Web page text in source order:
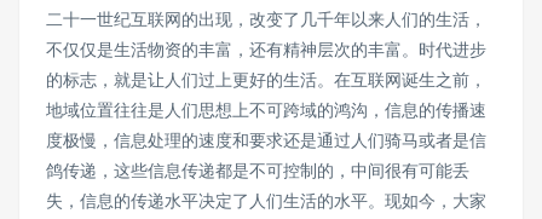
二十一世纪互联网的出现，改变了几千年以来人们的生活，
不仅仅是生活物资的丰富，还有精神层次的丰富。时代进步
的标志，就是让人们过上更好的生活。在互联网诞生之前，
地域位置往往是人们思想上不可跨域的鸿沟，信息的传播速
度极慢，信息处理的速度和要求还是通过人们骑马或者是信
鸽传递，这些信息传递都是不可控制的，中间很有可能丢
失，信息的传递水平决定了人们生活的水平。现如今，大家